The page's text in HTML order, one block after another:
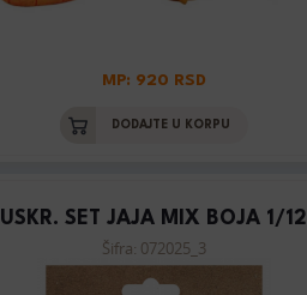
MP: 920 RSD
DODAJTE U KORPU
USKR. SET JAJA MIX BOJA 1/12
Šifra: 072025_3